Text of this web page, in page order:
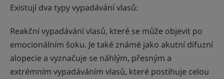
Existují dva typy vypadávání vlasů:
Reakční vypadávání vlasů, které se může objevit po
emocionálním šoku. Je také známé jako akutní difuzní
alopecie a vyznačuje se náhlým, přesným a
extrémním vypadáváním vlasů, které postihuje celou